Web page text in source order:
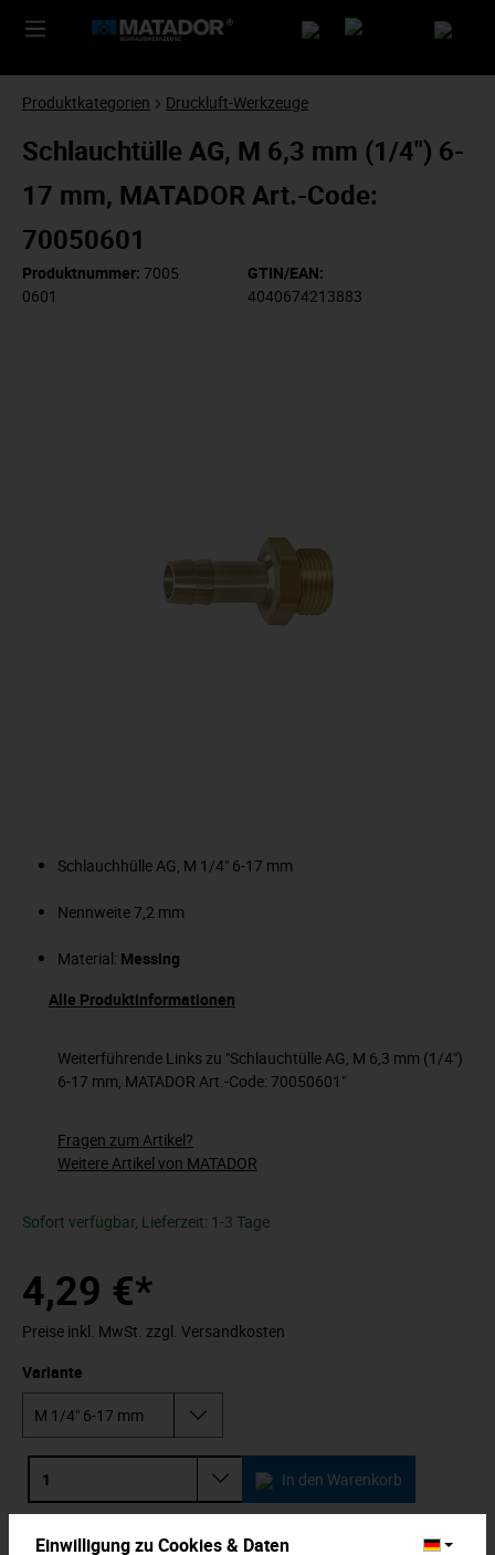
Produktkategorien Druckluft-Werkzeuge
Schlauchtülle AG, M 6,3 mm (1/4") 6-
17 mm, MATADOR Art.-Code:
70050601
Produktnummer: 7005
0601
GTIN/EAN:
4040674213883
Schlauchhülle AG, M 1/4" 6-17 mm
Nennweite 7,2 mm
Material: Messing
Alle Produktinformationen
Weiterführende Links zu "Schlauchtülle AG, M 6,3 mm (1/4")
6-17 mm, MATADOR Art.-Code: 70050601"
Fragen zum Artikel?
Weitere Artikel von MATADOR
Sofort verfügbar, Lieferzeit: 1-3 Tage
4,29 €*
Preise inkl. MwSt. zzgl. Versandkosten
Variante
In den Warenkorb
Zum Merkzettel hinzufügen
Einwilligung zu Cookies & Daten